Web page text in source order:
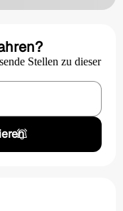
Stellen zu dieser